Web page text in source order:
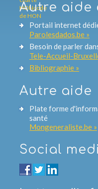
Autre aide
Portail internet
Parolesdados.be »
Besoin de parler
Tele-Accueil-
Bibliographie »
Autre aide
Plate forme
santé
Mongeneraliste.be »
Social